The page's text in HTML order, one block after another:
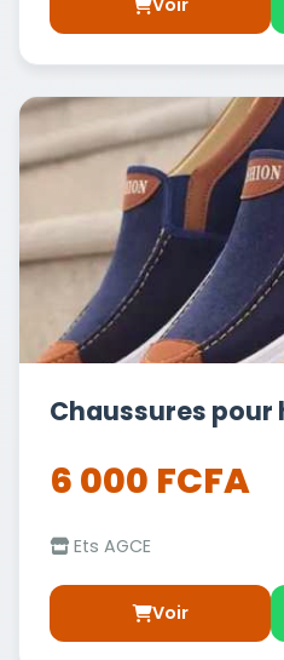
Voir
Chaussures pour
6 000 FCFA
Ets AGCE
Voir